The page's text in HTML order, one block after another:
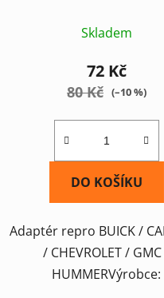
Skladem
72 Kč
80 Kč (–10 %)
DO KOŠÍKU
Adaptér repro BUICK /
/ CHEVROLET /
HUMMERVýrobce: